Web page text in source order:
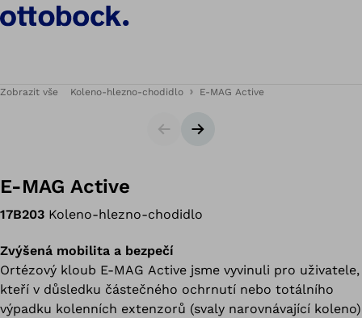
Zobrazit vše Koleno-hlezno-chodidlo E-MAG Active
SliderNásledující snímek
E-MAG Active
17B203 Koleno-hlezno-chodidlo
Zvýšená mobilita a bezpečí
Ortézový kloub E-MAG Active jsme vyvinuli pro uživatele,
kteří v důsledku částečného ochrnutí nebo totálního
výpadku kolenních extenzorů (svaly narovnávající koleno)